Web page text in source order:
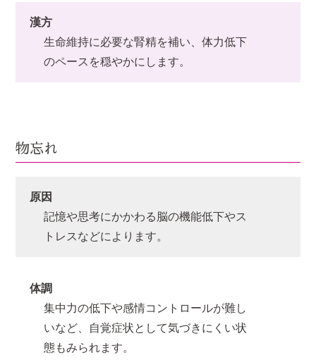
漢方
生命維持に必要な腎精を補い、体力低下
のペースを穏やかにします。
物忘れ
原因
記憶や思考にかかわる脳の機能低下やス
トレスなどによります。
体調
集中力の低下や感情コントロールが難し
いなど、自覚症状として気づきにくい状
態もみられます。